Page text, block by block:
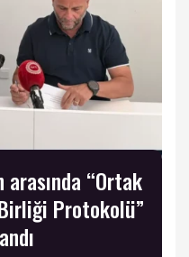
arasında “Ortak
Protokolü”